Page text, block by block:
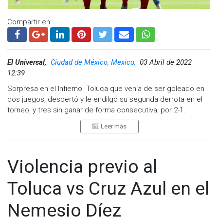
Compartir en:
El Universal, Ciudad de México, Mexico, 03 Abril de 2022
12:39
Sorpresa en el Infierno. Toluca que venía de ser goleado en
dos juegos, despertó y le endilgó su segunda derrota en el
torneo, y tres sin ganar de forma consecutiva, por 2-1.
Con plena consciencia de que se jugaban la cabeza de su
director técnico, los Diablos Rojos del Toluca salieron a
puntos, volviéndose a meter en zona de Liguilla, en tanto que
los Camoteros peligran de caer del tercer lugar de la tabla.
Desde el primer minuto, se vio a cuadro rojo con otra actitud,
corto y al pie, siendo más directos en el ataque.
Leer más
Violencia previo al
Toluca vs Cruz Azul en el
Nemesio Díez